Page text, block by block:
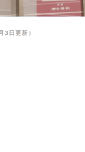
3日更新）